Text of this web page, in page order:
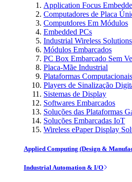
Application Focus
Computadores de Placa
Computdores Em Módulos
Embedded PCs
Industrial Wireless Solutions
Módulos Embarcados
PC Box Embarcado Sem
Placa-Mãe Industrial
Plataformas
Players de Sinalização
Sistemas de Display
Softwares Embarcados
Soluções das Plataformas
Soluções Embarcadas IoT
Wireless ePaper Display
Applied Computing (Design &
Industrial Automation & I/O